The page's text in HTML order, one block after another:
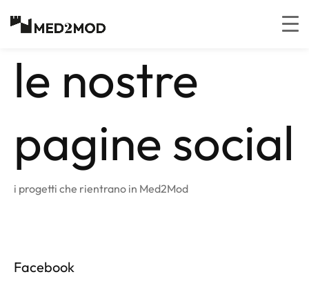
le nostre
pagine social
i progetti che rientrano in Med2Mod
Facebook